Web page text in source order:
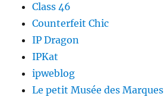
Class 46
Counterfeit Chic
IP Dragon
IPKat
ipweblog
Le petit Musée des Marques